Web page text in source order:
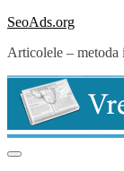
Skip
content
SeoAds.org
Articolele – metoda